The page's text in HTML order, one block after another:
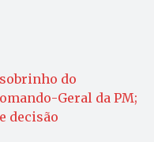
do
Geral da PM;
decisão